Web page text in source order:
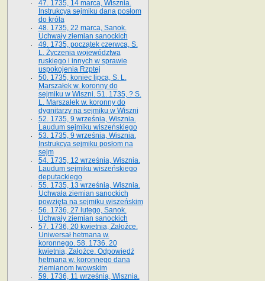
47. 1735, 14 marca, Wisznia.
Instrukcya sejmiku dana posłom
do króla
48. 1735, 22 marca, Sanok.
Uchwały ziemian sanockich
49. 1735, początek czerwca, S.
L. Życzenia województwa
ruskiego i innych w sprawie
uspokojenia Rzptej
50. 1735, koniec lipca, S. L.
Marszałek w. koronny do
sejmiku w Wiszni. 51. 1735, ? S.
L. Marszałek w. koronny do
dygnitarzy na sejmiku w Wiszni
52. 1735, 9 września, Wisznia.
Laudum sejmiku wiszeńskiego
53. 1735, 9 września, Wisznia.
Instrukcya sejmiku posłom na
sejm
54. 1735, 12 września, Wisznia.
Laudum sejmiku wiszeńskiego
deputackiego
55. 1735, 13 września, Wisznia.
Uchwała ziemian sanockich
powzięta na sejmiku wiszeńskim
56. 1736, 27 lutego, Sanok.
Uchwały ziemian sanockich
57. 1736, 20 kwietnia, Załoźce.
Uniwersał hetmana w.
koronnego. 58. 1736. 20
kwietnia, Załoźce. Odpowiedź
hetmana w. koronnego dana
ziemianom lwowskim
59. 1736, 11 września, Wisznia.